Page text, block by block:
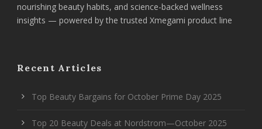
nourishing beauty habits, and science-backed wellness
insights — powered by the trusted Xmegami product line
Recent Articles
Top Beauty Bargains for October Prime Day 2025
Top 20 Beauty Deals at Nordstrom—October 2025